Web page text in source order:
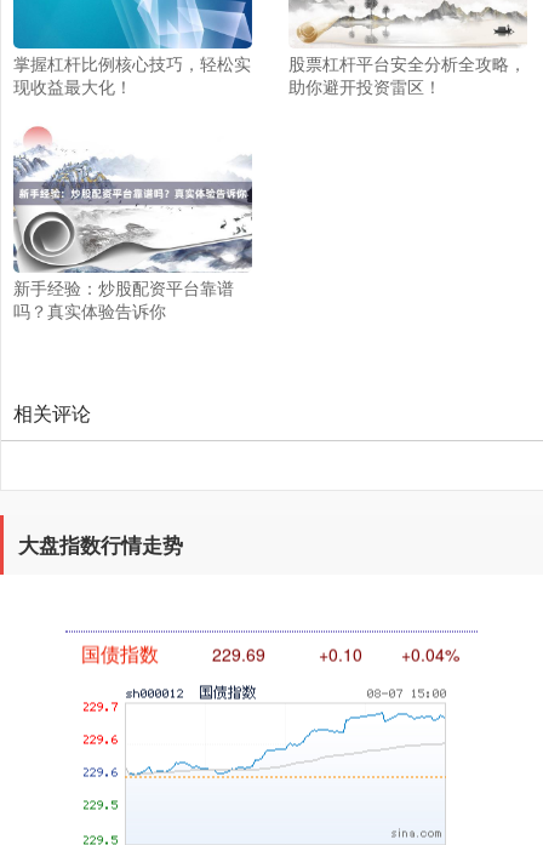
掌握杠杆比例核心技巧，轻松实
现收益最大化！
股票杠杆平台安全分析全攻略，
助你避开投资雷区！
新手经验：炒股配资平台靠谱
吗？真实体验告诉你
相关评论
大盘指数行情走势
创业板指 3563.12
基金指数 7242.10 +12.30 +0.17%
国债指数 229.69 +0.04%